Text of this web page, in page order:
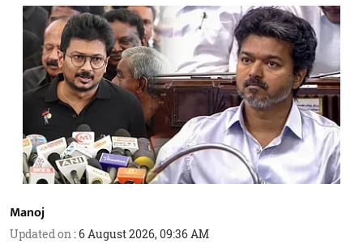
Manoj
Updated on :6 August 2026, 09:36 AM